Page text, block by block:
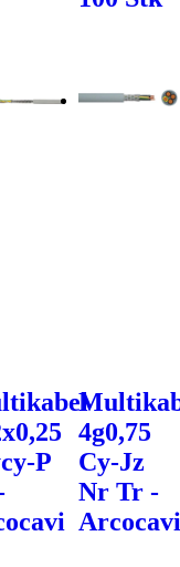
P
4g0,75
Cy-Jz
Nr Tr -